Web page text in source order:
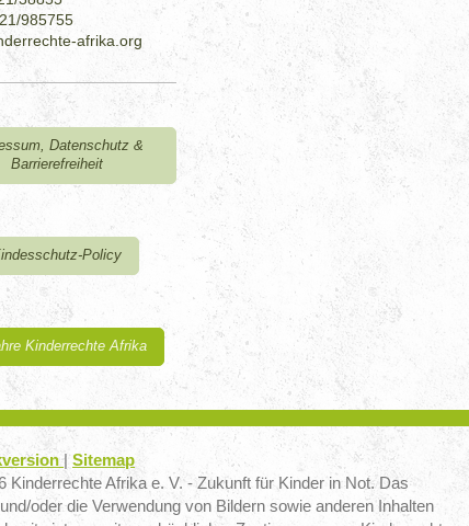
985755
afrika.org
Datenschutz &
Barrierefreiheit
Policy
Kinderrechte Afrika
| Sitemap
Kinderrechte Afrika e. V. - Zukunft für Kinder in Not. Das
oder die Verwendung von Bildern sowie anderen Inhalten